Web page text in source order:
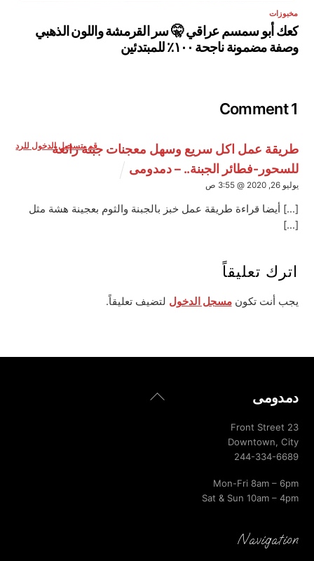
مخبوزات
كعك أبو سمسم عراقي 🤫 سر القرمشة واللون الذهبي
وصفة مضمونة ناجحة ١٠٠٪ للمبتدئين
1 Comment
طريقة عمل اكل سريع وسهل معجنات جبنة رائعة
للسحور-فطائر الجبنة.. – دمدومى
يوليو 26, 2020 @ 3:55 ص
[…] أيضا قراءة طريقة عمل خبز بالجبنة والثوم بعجينة هشة مثل
[…]
قم بتسجيل الدخول للرد
اترك تعليقاً
يجب أنت تكونمسجل الدخول لتضيف تعليقاً.
Back
دمدومى
23 Front Street
Downtown, City
244-334-6689
Mon-Fri 8am – 6pm
Sat & Sun 10am – 4pm
Navigation